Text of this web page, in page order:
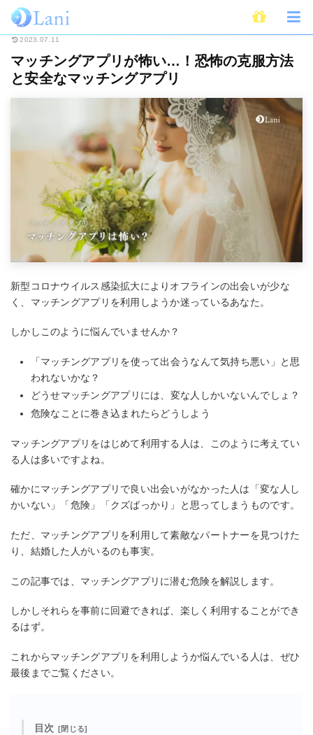
ホーム 恋愛 マッチングアプリが怖
2023.07.11
マッチングアプリが怖い…！恐怖の克服方法
と安全なマッチングアプリ
新型コロナウイルス感染拡大によりオフラインの出会いが少な
く、マッチングアプリを利用しようか迷っているあなた。
しかしこのように悩んでいませんか？
「マッチングアプリを使って出会うなんて気持ち悪い」と思
われないかな？
どうせマッチングアプリには、変な人しかいないんでしょ？
危険なことに巻き込まれたらどうしよう
マッチングアプリをはじめて利用する人は、このように考えてい
る人は多いですよね。
確かにマッチングアプリで良い出会いがなかった人は「変な人し
かいない」「危険」「クズばっかり」と思ってしまうものです。
ただ、マッチングアプリを利用して素敵なパートナーを見つけた
り、結婚した人がいるのも事実。
この記事では、マッチングアプリに潜む危険を解説します。
しかしそれらを事前に回避できれば、楽しく利用することができ
るはず。
これからマッチングアプリを利用しようか悩んでいる人は、ぜひ
最後までご覧ください。
目次